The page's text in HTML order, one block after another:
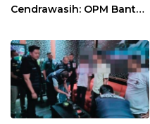
Cendrawasih: OPM Bantai